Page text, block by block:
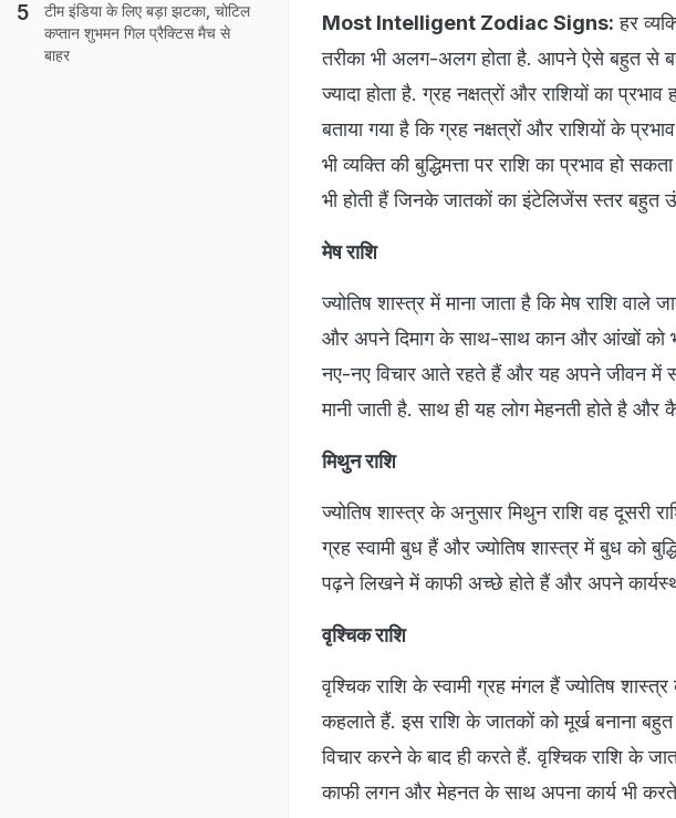
Most Intelligent Zodiac Signs: हर
तरीका भी अलग-अलग होता है. आपने ऐसे बहुत से
ज्यादा होता है. ग्रह नक्षत्रों और राशियों का
बताया गया है कि ग्रह नक्षत्रों और राशियों के
भी व्यक्ति की बुद्धिमत्ता पर राशि का प्रभाव हो
भी होती हैं जिनके जातकों का इंटेलिजेंस स्तर बहुत
मेष राशि
ज्योतिष शास्त्र में माना जाता है कि मेष राशि वाले
और अपने दिमाग के साथ-साथ कान और आंखों को
नए-नए विचार आते रहते हैं और यह अपने जीवन में
मानी जाती है. साथ ही यह लोग मेहनती होते है और
मिथुन राशि
ज्योतिष शास्त्र के अनुसार मिथुन राशि वह दूसरी
ग्रह स्वामी बुध हैं और ज्योतिष शास्त्र में बुध को
पढ़ने लिखने में काफी अच्छे होते हैं और अपने
वृश्चिक राशि
वृश्चिक राशि के स्वामी ग्रह मंगल हैं ज्योतिष
कहलाते हैं. इस राशि के जातकों को मूर्ख बनाना
विचार करने के बाद ही करते हैं. वृश्चिक राशि के
काफी लगन और मेहनत के साथ अपना कार्य भी
टीम इंडिया के लिए बड़ा झटका, चोटिल
कप्तान शुभमन गिल प्रैक्टिस मैच से
बाहर